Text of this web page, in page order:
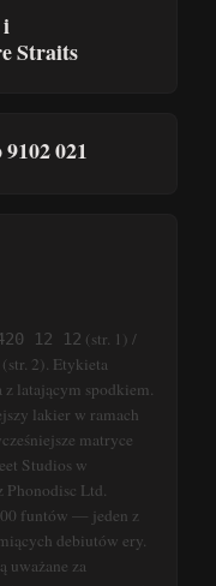
i
Straits
021
12 12 (str. 1) /
(str. 2). Etykieta
latającym spodkiem.
lakier w ramach
matryce
Studios w
Phonodisc Ltd.
funtów — jeden z
debiutów ery.
uważane za